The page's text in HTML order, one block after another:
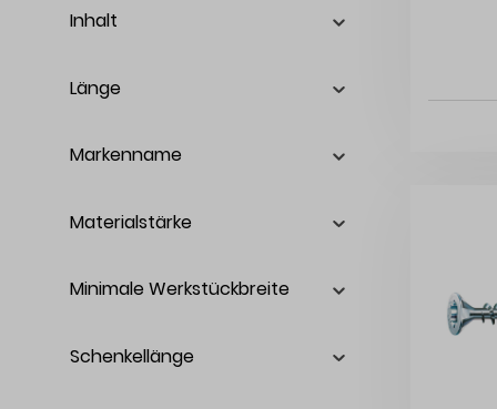
Inhalt
Länge
Markenname
Materialstärke
Minimale Werkstückbreite
Schenkellänge